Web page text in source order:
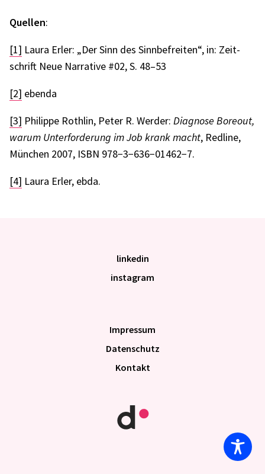
Quel­len:
[1] Laura Erler: „Der Sinn des Sinn­be­frei­ten“, in: Zeit­
schrift Neue Narra­tive #02, S. 48–53
[2] ebenda
[3] Phil­ippe Roth­lin, Peter R. Werder: Diagnose Bore­out,
warum Unter­for­de­rung im Job krank macht, Redline,
München 2007, ISBN 978−3−636−01462−7.
[4] Laura Erler, ebda.
Impres­sum
Daten­schutz
Kontakt
linkedin
instagram